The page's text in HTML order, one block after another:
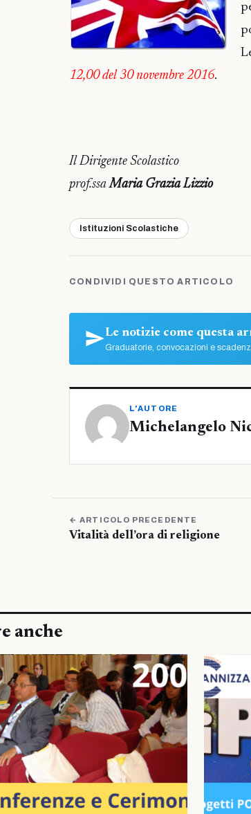
12,00 del 30 novembre 2016.
Il Dirigente Scolastico
prof.ssaMaria Grazia Lizzio
Istituzioni Scolastiche
CONDIVIDI QUESTO ARTICOLO
Le notizie come questa
Graduatorie, convocazioni e
L'AUTORE
Michelangelo
← ARTICOLO PRECEDENTE
Vitalità dell’ora di religione
anche